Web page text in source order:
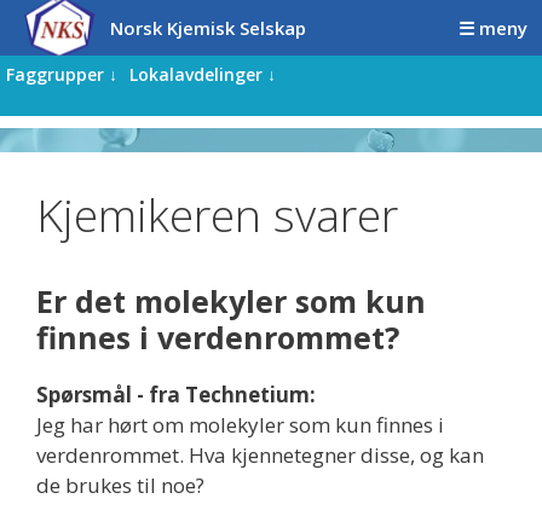
Hopp
innhold
Hopp
innhold
Norsk Kjemisk Selskap ☰ meny
Faggrupper ↓ Lokalavdelinger ↓
Kjemikeren svarer
Er det molekyler som kun
finnes i verdenrommet?
Spørsmål - fra Technetium:
Jeg har hørt om molekyler som kun finnes i
verdenrommet. Hva kjennetegner disse, og kan
de brukes til noe?